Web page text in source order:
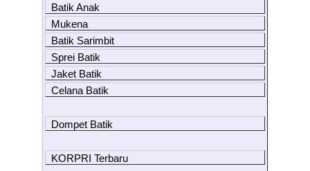
Batik Anak
Mukena
Batik Sarimbit
Sprei Batik
Jaket Batik
Celana Batik
Dompet Batik
KORPRI Terbaru